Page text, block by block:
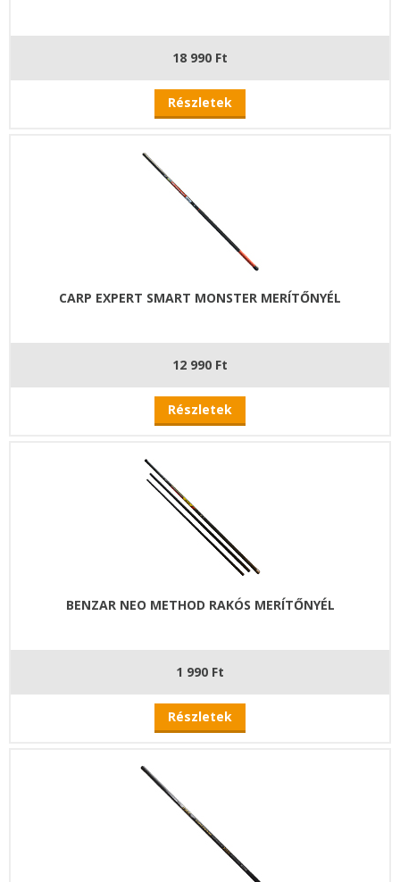
18 990 Ft
Részletek
CARP EXPERT SMART MONSTER MERÍTŐNYÉL
12 990 Ft
Részletek
BENZAR NEO METHOD RAKÓS MERÍTŐNYÉL
1 990 Ft
Részletek